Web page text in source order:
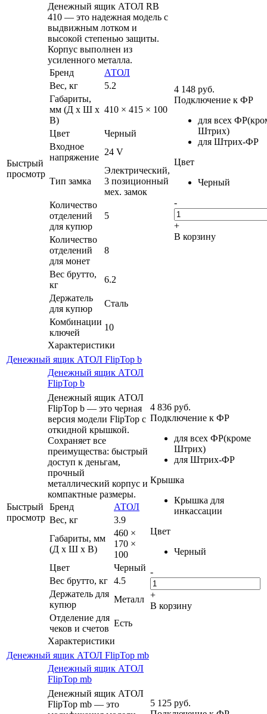
Быстрый
просмотр
Денежный ящик АТОЛ RB
410 — это надежная модель с
выдвижным лотком и
высокой степенью защиты.
Корпус выполнен из
усиленного металла.
Бренд
АТОЛ
Вес, кг
5.2
Габариты,
мм (Д x Ш x
В)
410 × 415 × 100
Цвет
Черный
Входное
напряжение
24 V
Тип замка
Электрический,
3 позиционный
мех. замок
Количество
отделений
для купюр
5
Количество
отделений
для монет
8
Вес брутто,
кг
6.2
Держатель
для купюр
Сталь
Комбинации
ключей
10
Характеристики
4 148 руб.
Подключение к ФР
для всех
Штрих)
для Штрих-ФР
Цвет
Черный
-
+
В корзину
Денежный ящик АТОЛ FlipTop b
Быстрый
просмотр
Денежный ящик АТОЛ
FlipTop b
Денежный ящик АТОЛ
FlipTop b — это черная
версия модели FlipTop с
откидной крышкой.
Сохраняет все
преимущества: быстрый
доступ к деньгам,
прочный
металлический корпус и
компактные размеры.
Бренд
АТОЛ
Вес, кг
3.9
Габариты, мм
(Д x Ш x В)
460 ×
170 ×
100
Цвет
Черный
Вес брутто, кг 4.5
Держатель для
купюр
Металл
Отделение для
чеков и счетов
Есть
Характеристики
4 836 руб.
Подключение к ФР
для всех ФР(кроме
Штрих)
для Штрих-ФР
Крышка
Крышка для
инкассации
Цвет
Черный
-
+
В корзину
Денежный ящик АТОЛ FlipTop mb
Денежный ящик АТОЛ
FlipTop mb
Денежный ящик АТОЛ
FlipTop mb — это
5 125 руб.